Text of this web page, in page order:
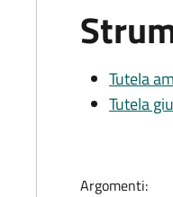
Tutela
Tutela
Argomenti: